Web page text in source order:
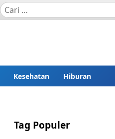
Kesehatan Hiburan
Tag Populer